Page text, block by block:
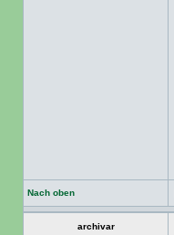
Nach oben
archivar